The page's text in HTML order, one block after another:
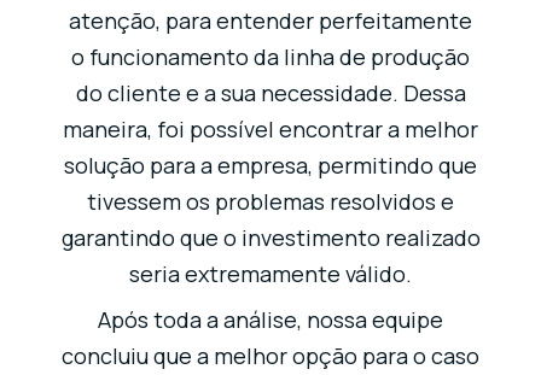
atenção, para entender perfeitamente
o funcionamento da linha de produção
do cliente e a sua necessidade. Dessa
maneira, foi possível encontrar a melhor
solução para a empresa, permitindo que
tivessem os problemas resolvidos e
garantindo que o investimento realizado
seria extremamente válido.
Após toda a análise, nossa equipe
concluiu que a melhor opção para o caso